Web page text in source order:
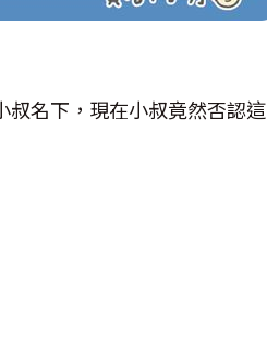
叔名下，現在小叔竟然否認這